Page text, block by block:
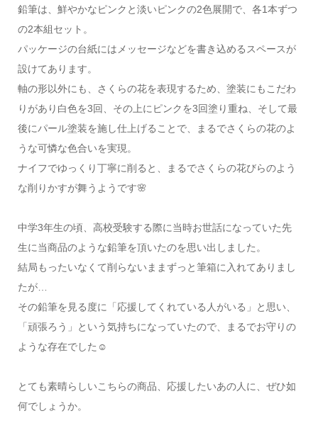
鉛筆は、鮮やかなピンクと淡いピンクの2色展開で、各1本ずつ
の2本組セット。
パッケージの台紙にはメッセージなどを書き込めるスペースが
設けてあります。
軸の形以外にも、さくらの花を表現するため、塗装にもこだわ
りがあり白色を3回、その上にピンクを3回塗り重ね、そして最
後にパール塗装を施し仕上げることで、まるでさくらの花のよ
うな可憐な色合いを実現。
ナイフでゆっくり丁寧に削ると、まるでさくらの花びらのよう
な削りかすが舞うようです🌸
中学3年生の頃、高校受験する際に当時お世話になっていた先
生に当商品のような鉛筆を頂いたのを思い出しました。
結局もったいなくて削らないままずっと筆箱に入れてありまし
たが…
その鉛筆を見る度に「応援してくれている人がいる」と思い、
「頑張ろう」という気持ちになっていたので、まるでお守りの
ような存在でした☺
とても素晴らしいこちらの商品、応援したいあの人に、ぜひ如
何でしょうか。